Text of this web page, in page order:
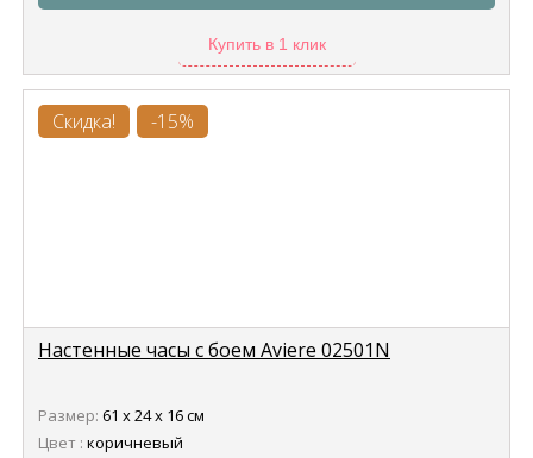
Купить в 1 клик
Скидка! -15%
Настенные часы с боем Aviere 02501N
Размер: 61 х 24 х 16 см
Цвет : коричневый